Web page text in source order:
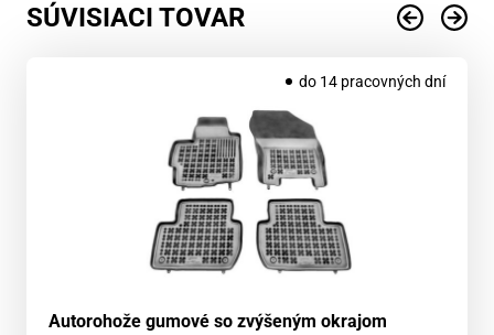
SÚVISIACI TOVAR
do 14 pracovných dní
Autorohože gumové so zvýšeným okrajom